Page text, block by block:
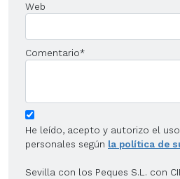
Web
Comentario*
He leído, acepto y autorizo el
personales según la política de
Sevilla con los Peques S.L. con